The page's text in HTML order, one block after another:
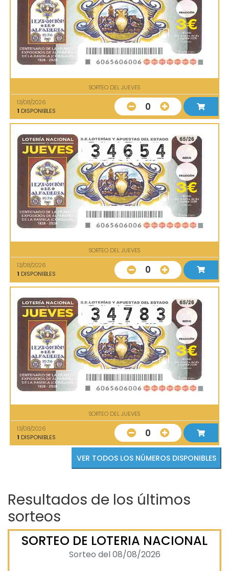
SORTEO DEL JUEVES
13/08/2026
1 DISPONIBLES 0
SORTEO DEL JUEVES
13/08/2026
1 DISPONIBLES 0
SORTEO DEL JUEVES
13/08/2026
1 DISPONIBLES 0
VER TODOS LOS NÚMEROS DISPONIBLES
Resultados de los últimos
sorteos
SORTEO DE LOTERIA NACIONAL
Sorteo del 08/08/2026